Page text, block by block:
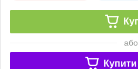
або
Купити